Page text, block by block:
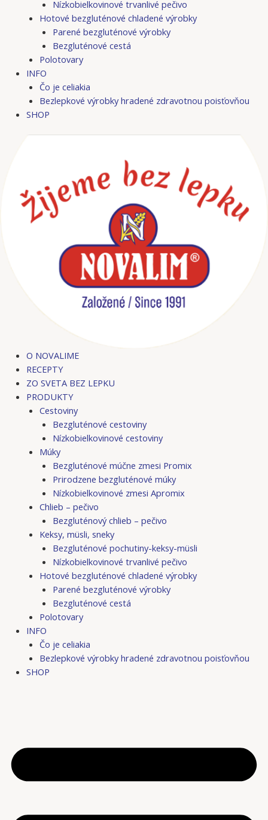
Nízkobielkovinové trvanlivé pečivo
Hotové bezgluténové chladené výrobky
Parené bezgluténové výrobky
Bezgluténové cestá
Polotovary
INFO
Čo je celiakia
Bezlepkové výrobky hradené zdravotnou poisťovňou
SHOP
O NOVALIME
RECEPTY
ZO SVETA BEZ LEPKU
PRODUKTY
Cestoviny
Bezgluténové cestoviny
Nízkobielkovinové cestoviny
Múky
Bezgluténové múčne zmesi Promix
Prirodzene bezgluténové múky
Nízkobielkovinové zmesi Apromix
Chlieb – pečivo
Bezgluténový chlieb – pečivo
Keksy, müsli, sneky
Bezgluténové pochutiny-keksy-müsli
Nízkobielkovinové trvanlivé pečivo
Hotové bezgluténové chladené výrobky
Parené bezgluténové výrobky
Bezgluténové cestá
Polotovary
INFO
Čo je celiakia
Bezlepkové výrobky hradené zdravotnou poisťovňou
SHOP